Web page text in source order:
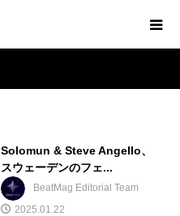
Solomun & Steve Angello、
スウェーデンのフェ...
BeatMag Editorial Team
2025.01.22